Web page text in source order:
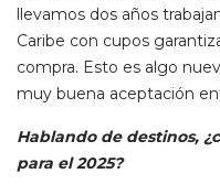
llevamos dos años
Caribe con cupos
compra. Esto es algo
muy buena aceptación
Hablando de destinos,
para el 2025?